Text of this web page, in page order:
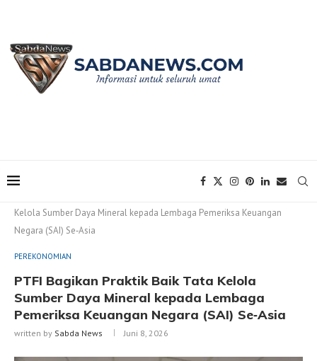
Kelola Sumber Daya Mineral kepada Lembaga Pemeriksa Keuangan
Negara (SAI) Se‑Asia
PEREKONOMIAN
PTFI Bagikan Praktik Baik Tata Kelola
Sumber Daya Mineral kepada Lembaga
Pemeriksa Keuangan Negara (SAI) Se‑Asia
written by Sabda News Juni 8, 2026